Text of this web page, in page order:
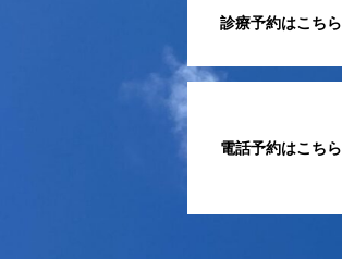
診療予約はこちら
電話予約はこちら